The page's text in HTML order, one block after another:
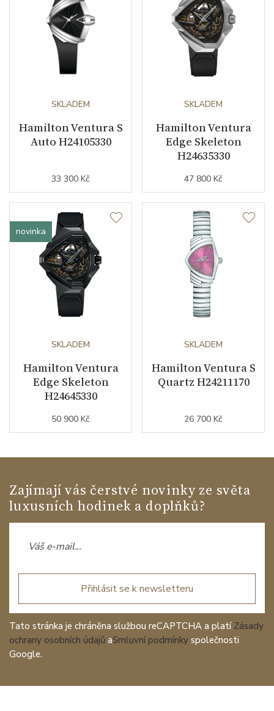
SKLADEM
Hamilton Ventura S
Auto H24105330
33 300 Kč
SKLADEM
Hamilton Ventura
Edge Skeleton
H24635330
47 800 Kč
novinka
SKLADEM
Hamilton Ventura
Edge Skeleton
H24645330
50 900 Kč
SKLADEM
Hamilton Ventura S
Quartz H24211170
26 700 Kč
Zajímají vás čerstvé novinky ze světa
luxusních hodinek a doplňků?
Přihlásit se k newsletteru
Tato stránka je chráněna službou reCAPTCHA a platí Zásady
ochrany osobních údajů aSmluvní podmínky společnosti
Google.